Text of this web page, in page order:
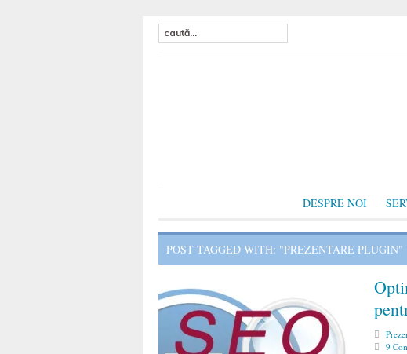
DESPRE NOI
POST TAGGED WITH: "PREZENTARE PLUGIN"
9